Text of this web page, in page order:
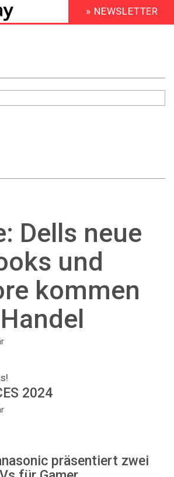
HEADER
MENU
» NEWSLETTER
Dells neue
und
kommen
2024
präsentiert zwei